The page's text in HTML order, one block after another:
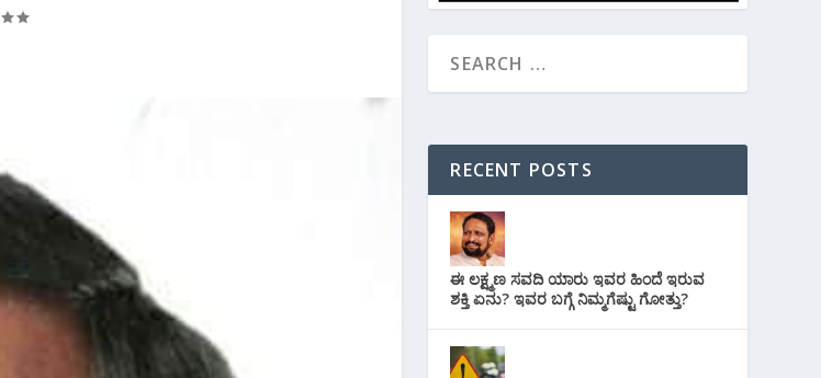
RECENT POSTS
ಈ ಲಕ್ಷ್ಮಣ ಸವದಿ ಯಾರು ಇವರ ಹಿಂದೆ ಇರುವ
ಶಕ್ತಿ ಏನು? ಇವರ ಬಗ್ಗೆ ನಿಮ್ಮಗೆಷ್ಟು ಗೋತ್ತು?